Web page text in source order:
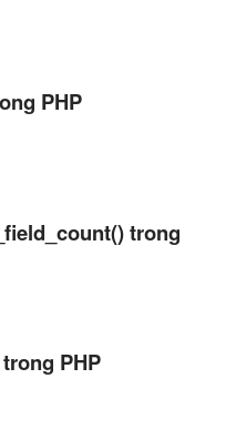
PHP
trong
PHP